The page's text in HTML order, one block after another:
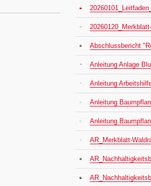
Abschlussbericht
Anleitung Anlage
Anleitung
Anleitung
Anleitung
AR_Merkblatt-